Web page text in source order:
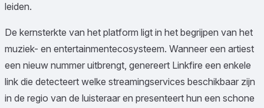
leiden.
De kernsterkte van het platform ligt in het begrijpen van het
muziek- en entertainmentecosysteem. Wanneer een artiest
een nieuw nummer uitbrengt, genereert Linkfire een enkele
link die detecteert welke streamingservices beschikbaar zijn
in de regio van de luisteraar en presenteert hun een schone